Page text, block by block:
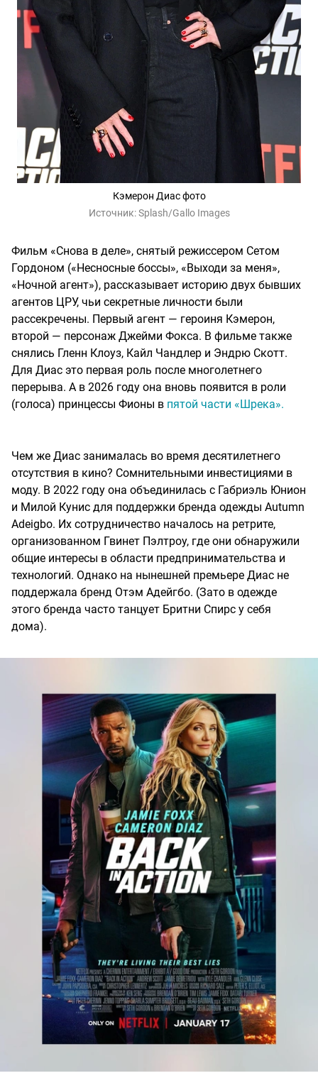
Кэмерон Диас фото
Источник:Splash/Gallo Images
Фильм «Снова в деле», снятый режиссером Сетом
Гордоном («Несносные боссы», «Выходи за меня»,
«Ночной агент»), рассказывает историю двух бывших
агентов ЦРУ, чьи секретные личности были
рассекречены. Первый агент — героиня Кэмерон,
второй — персонаж Джейми Фокса. В фильме также
снялись Гленн Клоуз, Кайл Чандлер и Эндрю Скотт.
Для Диас это первая роль после многолетнего
перерыва. А в 2026 году она вновь появится в роли
(голоса) принцессы Фионы в пятой части «Шрека».
Чем же Диас занималась во время десятилетнего
отсутствия в кино? Сомнительными инвестициями в
моду. В 2022 году она объединилась с Габриэль Юнион
и Милой Кунис для поддержки бренда одежды Autumn
Adeigbo. Их сотрудничество началось на ретрите,
организованном Гвинет Пэлтроу, где они обнаружили
общие интересы в области предпринимательства и
технологий. Однако на нынешней премьере Диас не
поддержала бренд Отэм Адейгбо. (Зато в одежде
этого бренда часто танцует Бритни Спирс у себя
дома).